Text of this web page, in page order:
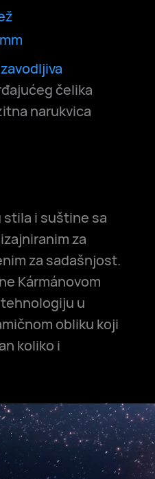
čelika
narukvica
i sjajna
i suštine sa
za
za sadašnjost.
Kármánovom
u
obliku koji
koliko i